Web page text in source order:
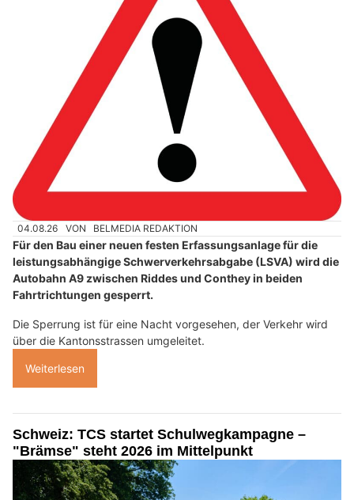
04.08.26 VON BELMEDIA REDAKTION
Für den Bau einer neuen festen Erfassungsanlage für die
leistungsabhängige Schwerverkehrsabgabe (LSVA) wird die
Autobahn A9 zwischen Riddes und Conthey in beiden
Fahrtrichtungen gesperrt.
Die Sperrung ist für eine Nacht vorgesehen, der Verkehr wird
über die Kantonsstrassen umgeleitet.
Weiterlesen
Schweiz: TCS startet Schulwegkampagne –
"Brämse" steht 2026 im Mittelpunkt